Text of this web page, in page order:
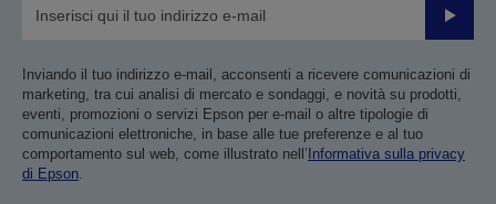
Invia
Inviando il tuo indirizzo e-mail, acconsenti a ricevere comunicazioni di
marketing, tra cui analisi di mercato e sondaggi, e novità su prodotti,
eventi, promozioni o servizi Epson per e-mail o altre tipologie di
comunicazioni elettroniche, in base alle tue preferenze e al tuo
comportamento sul web, come illustrato nell’ Informativa sulla privacy
di Epson.